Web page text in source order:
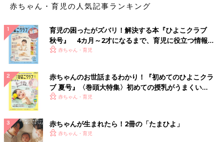
赤ちゃん・育児の人気記事ランキング
育児の困ったがズバリ！解決する本『ひよこクラブ
秋号』 4カ月～2才になるまで、育児に役立つ情報が
いっぱい！
赤ちゃん・育児
赤ちゃんのお世話まるわかり！『初めてのひよこクラ
ブ 夏号』〈巻頭大特集〉初めての授乳がうまくい
く！ おっぱい・ミルクの基本と夏のトラブル 解決テ
赤ちゃん・育児
赤ちゃんが生まれたら！2冊の「たまひよ」
赤ちゃん・育児